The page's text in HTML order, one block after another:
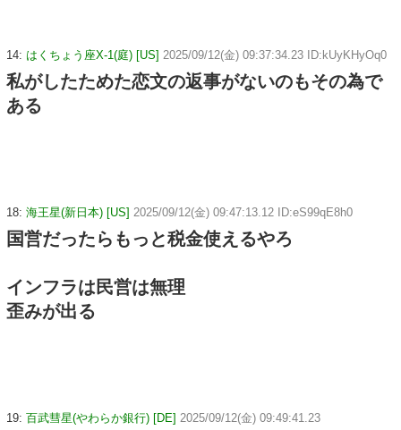
14: はくちょう座X-1(庭) [US] 2025/09/12(金) 09:37:34.23 ID:kUyKHyOq0
私がしたためた恋文の返事がないのもその為で
ある
18: 海王星(新日本) [US] 2025/09/12(金) 09:47:13.12 ID:eS99qE8h0
国営だったらもっと税金使えるやろ
インフラは民営は無理
歪みが出る
19: 百武彗星(やわらか銀行) [DE] 2025/09/12(金) 09:49:41.23